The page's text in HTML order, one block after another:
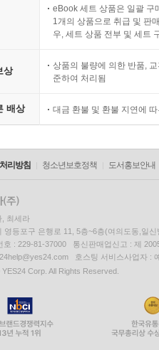
eBook 세트 상품은 일괄 구
1개의 상품으로 취급 및 판
우, 세트 상품 전부 및 세트
상
상품의 불량에 의한 반품,
준하여 처리됨
배상 대금 환불 및 환불 지연에
리방침 청소년보호정책 도서홍보안내
, 최세라
영등포구 은행로 11, 5층~6층(여의도동,일신
호 : 229-81-37000 통신판매업신고 : 제
호스팅 서비스사업자 :
Corp. All Rights Reserved.